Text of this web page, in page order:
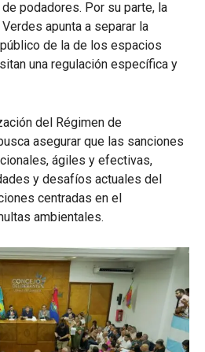
podadores. Por su parte, la
apunta a separar la
de la de los espacios
una regulación específica y
del Régimen de
asegurar que las sanciones
ágiles y efectivas,
y desafíos actuales del
centradas en el
ambientales.